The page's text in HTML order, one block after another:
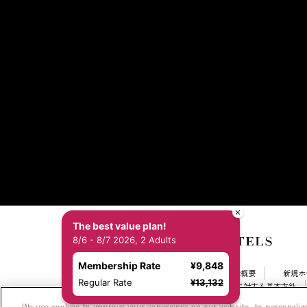
お問い合わせ 会社概要 新規
カスタマーハラスメントに対する基本方針
採用情報
Cookie Settings
The best value plan!
8/6 - 8/7 2026, 2 Adults
Membership Rate ¥9,848
Regular Rate ¥13,132